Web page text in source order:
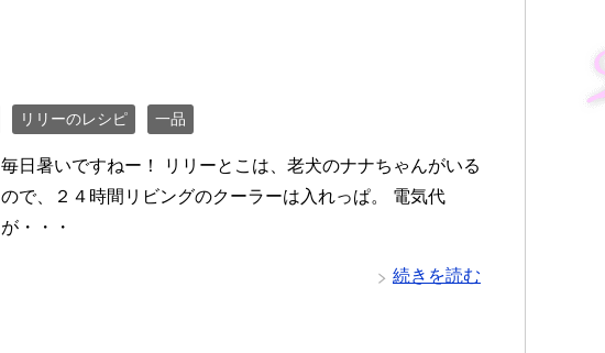
リリーのレシピ 一品
毎日暑いですねー！ リリーとこは、老犬のナナちゃんがいる
ので、２４時間リビングのクーラーは入れっぱ。 電気代
が・・・
続きを読む